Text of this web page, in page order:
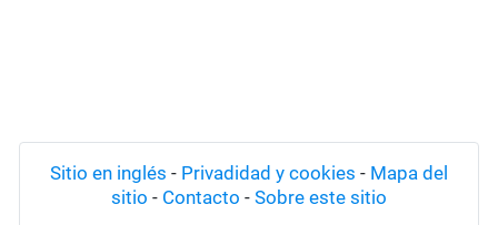
Sitio en inglés - Privadidad y cookies - Mapa del
sitio - Contacto - Sobre este sitio